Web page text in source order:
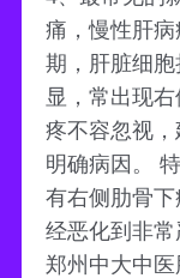
痛，慢性肝
期，肝脏细
显，常出现
疼不容忽视，
明确病因。
有右侧肋骨
经恶化到非常
郑州中大中